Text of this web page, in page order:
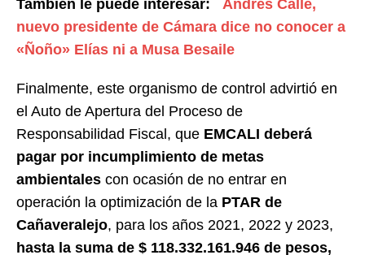
También le puede interesar: Andrés Calle,
nuevo presidente de Cámara dice no conocer a
«Ñoño» Elías ni a Musa Besaile
Finalmente, este organismo de control advirtió en
el Auto de Apertura del Proceso de
Responsabilidad Fiscal, que EMCALI deberá
pagar por incumplimiento de metas
ambientales con ocasión de no entrar en
operación la optimización de la PTAR de
Cañaveralejo, para los años 2021, 2022 y 2023,
hasta la suma de $ 118.332.161.946 de pesos,